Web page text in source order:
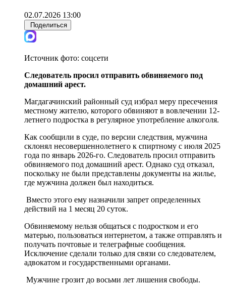
02.07.2026 13:00
Поделиться
Источник фото: соцсети
Следователь просил отправить обвиняемого под
домашний арест.
Магдагачинский районный суд избрал меру пресечения
местному жителю, которого обвиняют в вовлечении 12-
летнего подростка в регулярное употребление алкоголя.
Как сообщили в суде, по версии следствия, мужчина
склонял несовершеннолетнего к спиртному с июля 2025
года по январь 2026-го. Следователь просил отправить
обвиняемого под домашний арест. Однако суд отказал,
поскольку не были представлены документы на жилье,
где мужчина должен был находиться.
Вместо этого ему назначили запрет определенных
действий на 1 месяц 20 суток.
Обвиняемому нельзя общаться с подростком и его
матерью, пользоваться интернетом, а также отправлять и
получать почтовые и телеграфные сообщения.
Исключение сделали только для связи со следователем,
адвокатом и государственными органами.
Мужчине грозит до восьми лет лишения свободы.